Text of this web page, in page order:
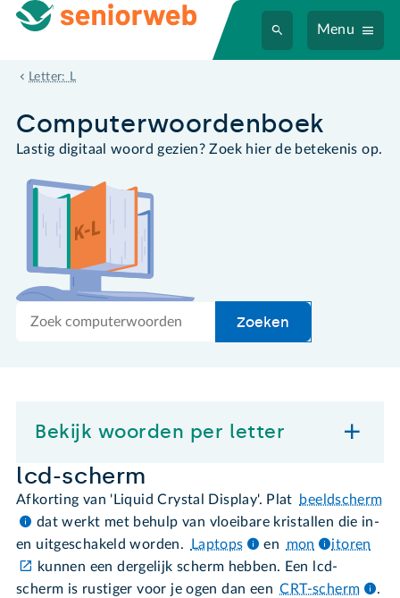
Menu
Letter: L
lcd-scherm
Computer­woordenboek
Lastig digitaal woord gezien? Zoek hier de betekenis op.
Zoek
Zoeken
Bekijk woorden per letter
lcd-scherm
Afkorting van 'Liquid Crystal Display'. Plat
beeldscherm
dat werkt met behulp van vloeibare kristallen die in-
en uitgeschakeld worden.
Laptops en mon
itoren
kunnen een dergelijk scherm hebben. Een lcd-
scherm is rustiger voor je ogen dan een CRT-scherm
.